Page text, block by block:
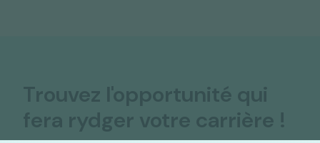
Trouvez l'opportunité qui
fera rydger votre carrière !